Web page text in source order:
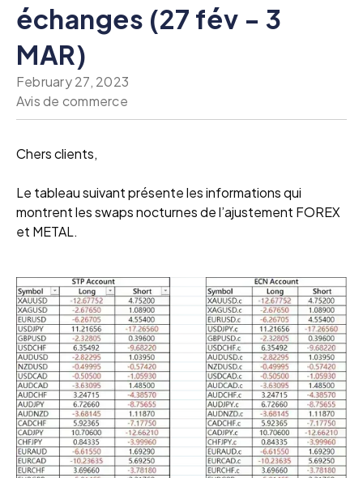
échanges (27 fév - 3
MAR)
February 27, 2023
Avis de commerce
Chers clients,
Le tableau suivant présente les informations qui
montrent les swaps nocturnes de l’ajustement FOREX
et METAL.